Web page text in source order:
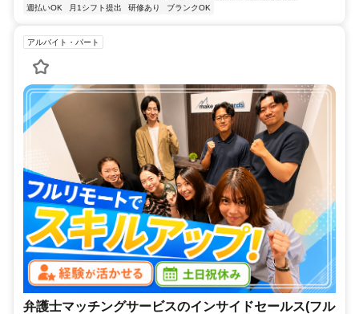
週払いOK
月1シフト提出 研修あり ブランクOK
アルバイト・パート
弁護士マッチングサービスのインサイドセールス(フル